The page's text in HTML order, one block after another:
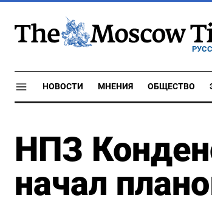
НОВОСТИ МНЕНИЯ ОБЩЕСТВО
НПЗ
начал